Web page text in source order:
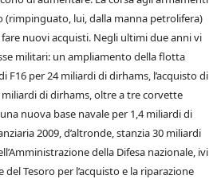
(rimpinguato, lui, dalla manna petrolifera)
nuovi acquisti. Negli ultimi due anni vi
militari: un ampliamento della flotta
F16 per 24 miliardi di dirhams, l’acquisto di
di dirhams, oltre a tre corvette
nuova base navale per 1,4 miliardi di
2009, d’altronde, stanzia 30 miliardi
della Difesa nazionale, ivi
Tesoro per l’acquisto e la riparazione